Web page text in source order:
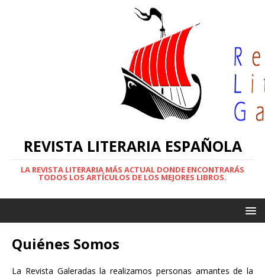
REVISTA LITERARIA ESPAÑOLA
LA REVISTA LITERARIA MÁS ACTUAL DONDE ENCONTRARÁS
TODOS LOS ARTÍCULOS DE LOS MEJORES LIBROS.
Quiénes Somos
La Revista Galeradas la realizamos personas amantes de la